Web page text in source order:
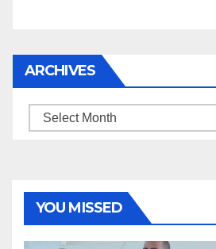
ARCHIVES
Archives
YOU MISSED